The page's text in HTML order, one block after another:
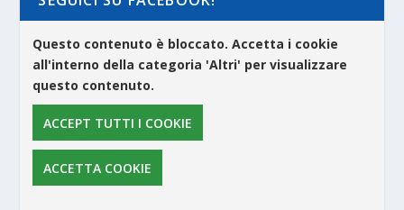
Questo contenuto è bloccato. Accetta i cookie
all'interno della categoria 'Altri' per visualizzare
questo contenuto.
ACCEPT TUTTI I COOKIE
ACCETTA COOKIE